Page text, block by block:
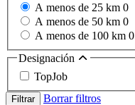
A menos de 25 km 0
A menos de 50 km 0
A menos de 100 km 0
Designación
TopJob
Filtrar
Borrar filtros